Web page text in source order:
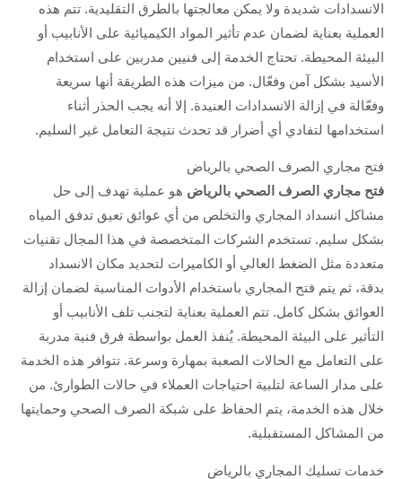
الانسدادات شديدة ولا يمكن معالجتها بالطرق التقليدية. تتم هذه
العملية بعناية لضمان عدم تأثير المواد الكيميائية على الأنابيب أو
البيئة المحيطة. تحتاج الخدمة إلى فنيين مدربين على استخدام
الأسيد بشكل آمن وفعّال. من ميزات هذه الطريقة أنها سريعة
وفعّالة في إزالة الانسدادات العنيدة. إلا أنه يجب الحذر أثناء
استخدامها لتفادي أي أضرار قد تحدث نتيجة التعامل غير السليم.
فتح مجاري الصرف الصحي بالرياض
فتح مجاري الصرف الصحي بالرياض هو عملية تهدف إلى حل
مشاكل انسداد المجاري والتخلص من أي عوائق تعيق تدفق المياه
بشكل سليم. تستخدم الشركات المتخصصة في هذا المجال تقنيات
متعددة مثل الضغط العالي أو الكاميرات لتحديد مكان الانسداد
بدقة، ثم يتم فتح المجاري باستخدام الأدوات المناسبة لضمان إزالة
العوائق بشكل كامل. تتم العملية بعناية لتجنب تلف الأنابيب أو
التأثير على البيئة المحيطة. يُنفذ العمل بواسطة فرق فنية مدربة
على التعامل مع الحالات الصعبة بمهارة وسرعة. تتوافر هذه الخدمة
على مدار الساعة لتلبية احتياجات العملاء في حالات الطوارئ. من
خلال هذه الخدمة، يتم الحفاظ على شبكة الصرف الصحي وحمايتها
من المشاكل المستقبلية.
خدمات تسليك المجاري بالرياض